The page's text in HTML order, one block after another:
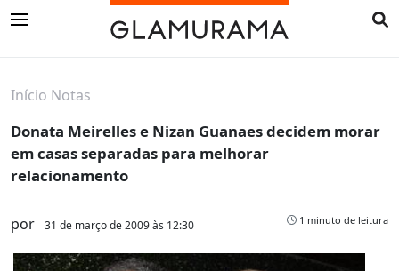
Início Notas
Donata Meirelles e Nizan Guanaes decidem morar
em casas separadas para melhorar
relacionamento
por 31 de março de 2009 às 12:30 1 minuto de leitura